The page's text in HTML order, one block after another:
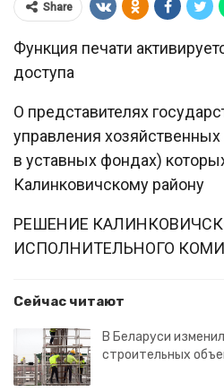
Share
Функция печати
доступа
О представителях
управления
в уставных фондах)
Калинковичскому району
РЕШЕНИЕ
ИСПОЛНИТЕЛЬНОГО
Сейчас читают
В Беларуси
строительных